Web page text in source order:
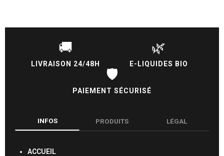
🚚
LIVRAISON 24/48H
🌿
E-LIQUIDES BIO
🛡️
PAIEMENT SÉCURISÉ
INFOS PRODUITS LÉGAL
ACCUEIL